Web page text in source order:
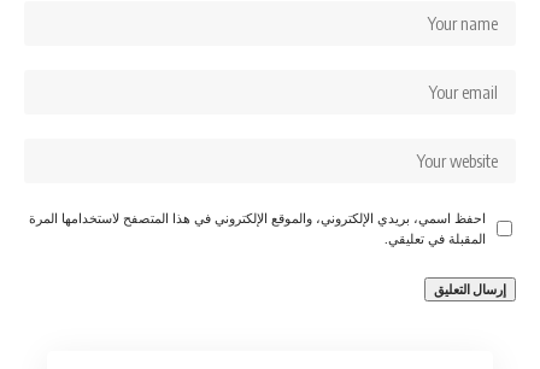
احفظ اسمي، بريدي الإلكتروني، والموقع الإلكتروني في هذا المتصفح لاستخدامها المرة
المقبلة في تعليقي.